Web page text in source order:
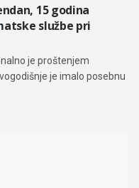
15 godina
službe pri
je proštenjem
je imalo posebnu